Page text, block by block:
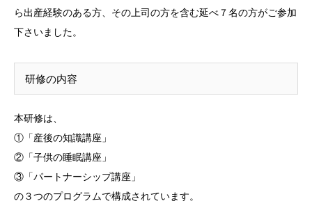
ら出産経験のある方、その上司の方を含む延べ７名の方がご参加
下さいました。
研修の内容
本研修は、
①「産後の知識講座」
②「子供の睡眠講座」
③「パートナーシップ講座」
の３つのプログラムで構成されています。